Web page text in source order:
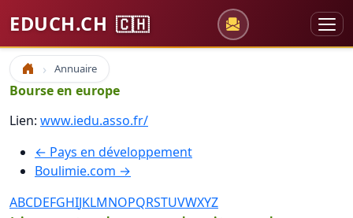
EDUCH.CH 🇨🇭
Accueil Annuaire
Bourse en europe
Lien: www.iedu.asso.fr/
← Pays en développement
Boulimie.com →
ABCDEFGHIJKLMNOPQRSTUVWXYZ